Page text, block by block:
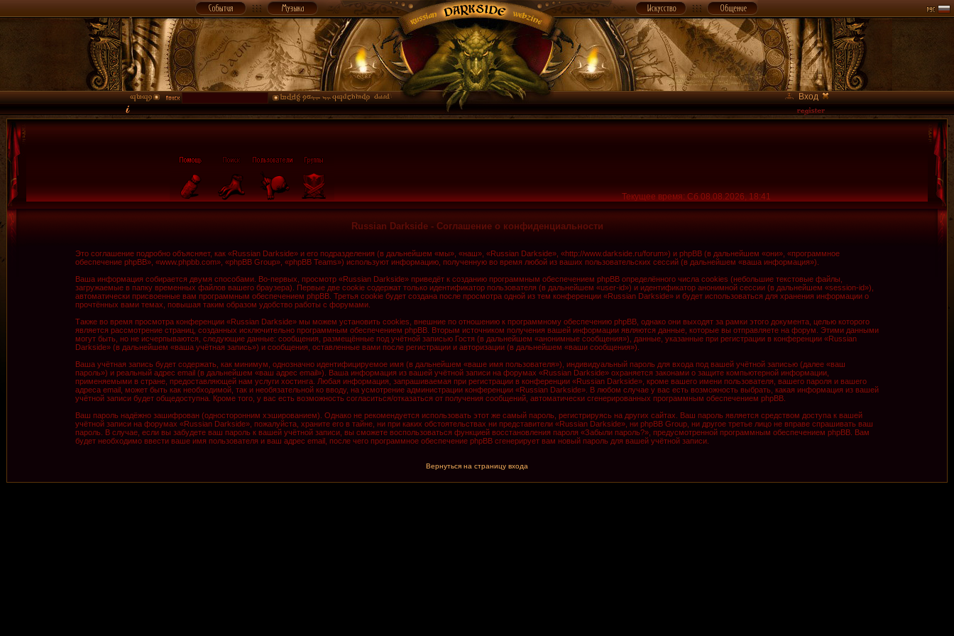
Вход
Текущее время: Сб 08.08.2026, 18:41
Russian Darkside - Соглашение о конфиденциальности
Это соглашение подробно объясняет, как «Russian Darkside» и его подразделения (в дальнейшем «мы», «наш», «Russian Darkside», «http://www.darkside.ru/forum») и phpBB (в дальнейшем «они», «программное
обеспечение phpBB», «www.phpbb.com», «phpBB Group», «phpBB Teams») используют информацию, полученную во время любой из ваших пользовательских сессий (в дальнейшем «ваша информация»).
Ваша информация собирается двумя способами. Во-первых, просмотр «Russian Darkside» приведёт к созданию программным обеспечением phpBB определённого числа cookies (небольшие текстовые файлы,
загружаемые в папку временных файлов вашего браузера). Первые две cookie содержат только идентификатор пользователя (в дальнейшем «user-id») и идентификатор анонимной сессии (в дальнейшем «session-id»),
автоматически присвоенные вам программным обеспечением phpBB. Третья cookie будет создана после просмотра одной из тем конференции «Russian Darkside» и будет использоваться для хранения информации о
прочтённых вами темах, повышая таким образом удобство работы с форумами.
Также во время просмотра конференции «Russian Darkside» мы можем установить cookies, внешние по отношению к программному обеспечению phpBB, однако они выходят за рамки этого документа, целью которого
является рассмотрение страниц, созданных исключительно программным обеспечением phpBB. Вторым источником получения вашей информации являются данные, которые вы отправляете на форум. Этими данными
могут быть, но не исчерпываются, следующие данные: сообщения, размещённые под учётной записью Гостя (в дальнейшем «анонимные сообщения»), данные, указанные при регистрации в конференции «Russian
Darkside» (в дальнейшем «ваша учётная запись») и сообщения, оставленные вами после регистрации и авторизации (в дальнейшем «ваши сообщения»).
Ваша учётная запись будет содержать, как минимум, однозначно идентифицируемое имя (в дальнейшем «ваше имя пользователя»), индивидуальный пароль для входа под вашей учётной записью (далее «ваш
пароль») и реальный адрес email (в дальнейшем «ваш адрес email»). Ваша информация из вашей учётной записи на форумах «Russian Darkside» охраняется законами о защите компьютерной информации,
применяемыми в стране, предоставляющей нам услуги хостинга. Любая информация, запрашиваемая при регистрации в конференции «Russian Darkside», кроме вашего имени пользователя, вашего пароля и вашего
адреса email, может быть как необходимой, так и необязательной ко вводу, на усмотрение администрации конференции «Russian Darkside». В любом случае у вас есть возможность выбрать, какая информация из вашей
учётной записи будет общедоступна. Кроме того, у вас есть возможность согласиться/отказаться от получения сообщений, автоматически сгенерированных программным обеспечением phpBB.
Ваш пароль надёжно зашифрован (односторонним хэшированием). Однако не рекомендуется использовать этот же самый пароль, регистрируясь на других сайтах. Ваш пароль является средством доступа к вашей
учётной записи на форумах «Russian Darkside», пожалуйста, храните его в тайне, ни при каких обстоятельствах ни представители «Russian Darkside», ни phpBB Group, ни другое третье лицо не вправе спрашивать ваш
пароль. В случае, если вы забудете ваш пароль к вашей учётной записи, вы сможете воспользоваться функцией восстановления пароля «Забыли пароль?», предусмотренной программным обеспечением phpBB. Вам
будет необходимо ввести ваше имя пользователя и ваш адрес email, после чего программное обеспечение phpBB сгенерирует вам новый пароль для вашей учётной записи.
Вернуться на страницу входа